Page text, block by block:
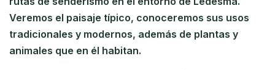
Veremos el paisaje típico, conoceremos sus usos
tradicionales y modernos, además de plantas y
animales que en él habitan.